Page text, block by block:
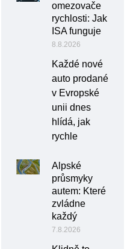
omezovače
rychlosti: Jak
ISA funguje
8.8.2026
Každé nové
auto prodané
v Evropské
unii dnes
hlídá, jak
rychle
Alpské
průsmyky
autem: Které
zvládne
každý
7.8.2026